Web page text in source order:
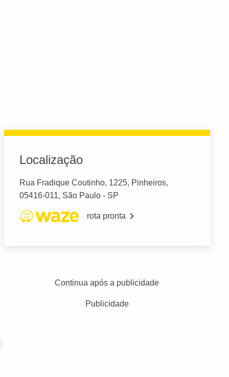
Localização
Rua Fradique Coutinho, 1225, Pinheiros,
05416-011, São Paulo - SP
rota pronta
Continua após a publicidade
Publicidade